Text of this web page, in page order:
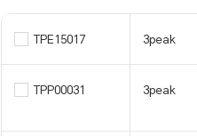
TPE15017 3peak
TPP00031 3peak